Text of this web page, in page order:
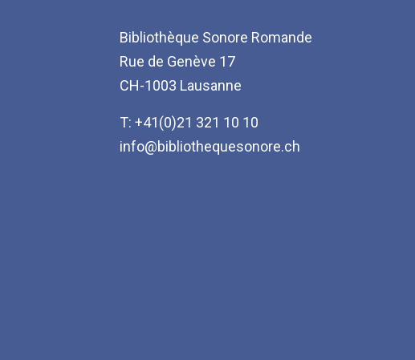
Bibliothèque Sonore Romande
Rue de Genève 17
CH-1003 Lausanne
T: +41(0)21 321 10 10
info@bibliothequesonore.ch